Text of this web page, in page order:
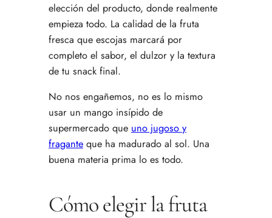
elección del producto, donde realmente
empieza todo. La calidad de la fruta
fresca que escojas marcará por
completo el sabor, el dulzor y la textura
de tu snack final.
No nos engañemos, no es lo mismo
usar un mango insípido de
supermercado que uno jugoso y
fragante que ha madurado al sol. Una
buena materia prima lo es todo.
Cómo elegir la fruta